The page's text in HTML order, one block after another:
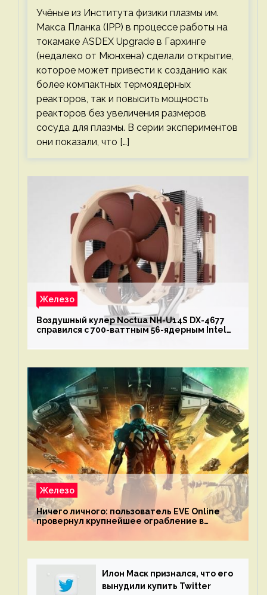
Учёные из Института физики плазмы им.
Макса Планка (IPP) в процессе работы на
токамаке ASDEX Upgrade в Гархинге
(недалеко от Мюнхена) сделали открытие,
которое может привести к созданию как
более компактных термоядерных
реакторов, так и повысить мощность
реакторов без увеличения размеров
сосуда для плазмы. В серии экспериментов
они показали, что […]
Железо
Воздушный кулер Noctua NH-U14S DX-4677
справился с 700-ваттным 56-ядерным Intel
Железо
Ничего личного: пользователь EVE Online
провернул крупнейшее ограбление в
механике
Илон Маск признался, что его
вынудили купить Twitter